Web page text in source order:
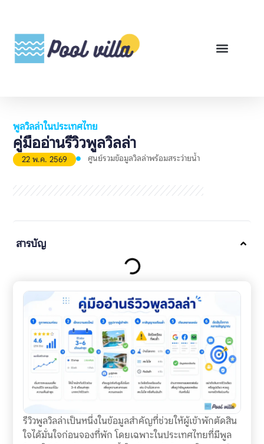
พูลวิลล่าในประเทศไทย
คู่มืออ่านรีวิวพูลวิลล่า
22 พ.ค. 2569 ศูนย์รวมข้อมูลวิลล่าพร้อมสระว่ายน้ำ
สารบัญ
รีวิวพูลวิลล่าเป็นหนึ่งในข้อมูลสำคัญที่ช่วยให้ผู้เข้าพักตัดสิน
ใจได้มั่นใจก่อนจองที่พัก โดยเฉพาะในประเทศไทยที่มีพูล